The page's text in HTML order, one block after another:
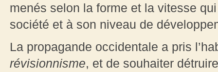
menés selon la forme et la vitesse
société et à son niveau de
La propagande occidentale a pris
révisionnisme, et de souhaiter